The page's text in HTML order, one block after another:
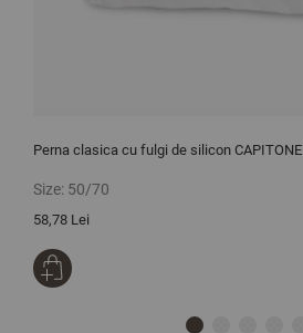
Perna clasica cu fulgi de silicon CAPITONE
Size: 50/70
58,78 Lei